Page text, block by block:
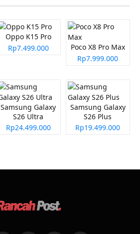
Oppo K15 Pro
Rp7.499.000
Poco X8 Pro Max
Rp7.999.000
Samsung Galaxy
S26 Ultra
Rp24.499.000
Samsung Galaxy
S26 Plus
Rp19.499.000